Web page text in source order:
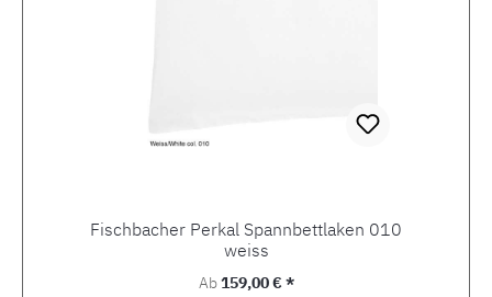
Fischbacher Perkal Spannbettlaken 010
weiss
Regulärer Preis:
Ab159,00 € *